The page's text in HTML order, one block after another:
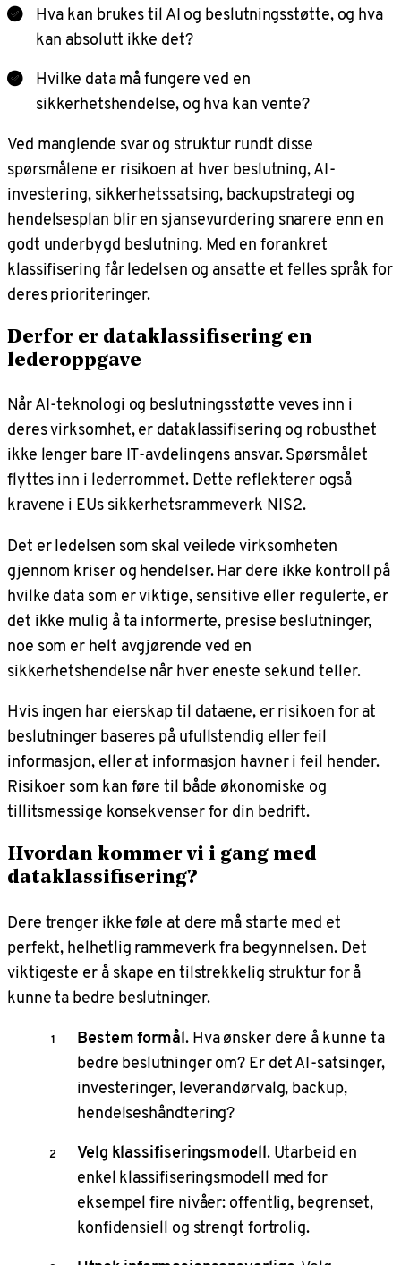
Hva kan brukes til AI og beslutningsstøtte, og hva
kan absolutt ikke det?
Hvilke data må fungere ved en
sikkerhetshendelse, og hva kan vente?
Ved manglende svar og struktur rundt disse
spørsmålene er risikoen at hver beslutning, AI-
investering, sikkerhetssatsing, backupstrategi og
hendelsesplan blir en sjansevurdering snarere enn en
godt underbygd beslutning. Med en forankret
klassifisering får ledelsen og ansatte et felles språk for
deres prioriteringer.
Derfor er dataklassifisering en
lederoppgave
Når AI-teknologi og beslutningsstøtte veves inn i
deres virksomhet, er dataklassifisering og robusthet
ikke lenger bare IT-avdelingens ansvar. Spørsmålet
flyttes inn i lederrommet. Dette reflekterer også
kravene i EUs sikkerhetsrammeverk NIS2.
Det er ledelsen som skal veilede virksomheten
gjennom kriser og hendelser. Har dere ikke kontroll på
hvilke data som er viktige, sensitive eller regulerte, er
det ikke mulig å ta informerte, presise beslutninger,
noe som er helt avgjørende ved en
sikkerhetshendelse når hver eneste sekund teller.
Hvis ingen har eierskap til dataene, er risikoen for at
beslutninger baseres på ufullstendig eller feil
informasjon, eller at informasjon havner i feil hender.
Risikoer som kan føre til både økonomiske og
tillitsmessige konsekvenser for din bedrift.
Hvordan kommer vi i gang med
dataklassifisering?
Dere trenger ikke føle at dere må starte med et
perfekt, helhetlig rammeverk fra begynnelsen. Det
viktigeste er å skape en tilstrekkelig struktur for å
kunne ta bedre beslutninger.
Bestem formål. Hva ønsker dere å kunne ta
bedre beslutninger om? Er det AI-satsinger,
investeringer, leverandørvalg, backup,
hendelseshåndtering?
Velg klassifiseringsmodell. Utarbeid en
enkel klassifiseringsmodell med for
eksempel fire nivåer: offentlig, begrenset,
konfidensiell og strengt fortrolig.